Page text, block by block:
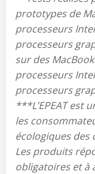
prototypes de
processeurs
processeurs
sur des
processeurs
processeurs
***L’EPEAT est
les
écologiques
Les produits
obligatoires et à